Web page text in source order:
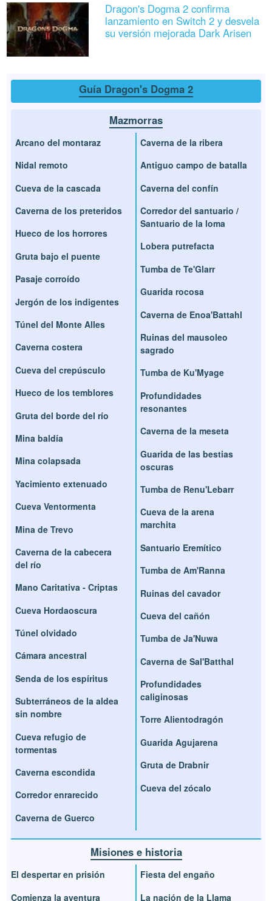
Dragon's Dogma 2 confirma
lanzamiento en Switch 2 y desvela
su versión mejorada Dark Arisen
Guía Dragon's Dogma 2
Mazmorras
Arcano del montaraz
Nidal remoto
Cueva de la cascada
Caverna de los preteridos
Hueco de los horrores
Gruta bajo el puente
Pasaje corroído
Jergón de los indigentes
Túnel del Monte Alles
Caverna costera
Cueva del crepúsculo
Hueco de los temblores
Gruta del borde del río
Mina baldía
Mina colapsada
Yacimiento extenuado
Cueva Ventormenta
Mina de Trevo
Caverna de la cabecera
del río
Mano Caritativa - Criptas
Cueva Hordaoscura
Túnel olvidado
Cámara ancestral
Senda de los espíritus
Subterráneos de la aldea
sin nombre
Cueva refugio de
tormentas
Caverna escondida
Corredor enrarecido
Caverna de Guerco
Caverna de la ribera
Antiguo campo de batalla
Caverna del confín
Corredor del santuario /
Santuario de la loma
Lobera putrefacta
Tumba de Te'Glarr
Guarida rocosa
Caverna de Enoa'Battahl
Ruinas del mausoleo
sagrado
Tumba de Ku'Myage
Profundidades
resonantes
Caverna de la meseta
Guarida de las bestias
oscuras
Tumba de Renu'Lebarr
Cueva de la arena
marchita
Santuario Eremítico
Tumba de Am'Ranna
Ruinas del cavador
Cueva del cañón
Tumba de Ja'Nuwa
Caverna de Sal'Batthal
Profundidades
caliginosas
Torre Alientodragón
Guarida Agujarena
Gruta de Drabnir
Cueva del zócalo
Misiones e historia
El despertar en prisión
Comienza la aventura
Fiesta del engaño
La nación de la Llama